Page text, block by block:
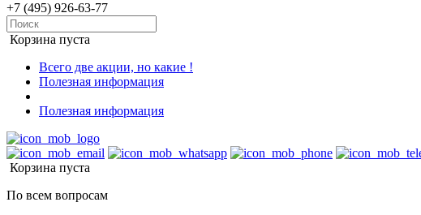
+7 (495) 926-63-77
Корзина пуста
Всего две акции, но какие !
Полезная информация
Полезная информация
Корзина пуста
По всем вопросам